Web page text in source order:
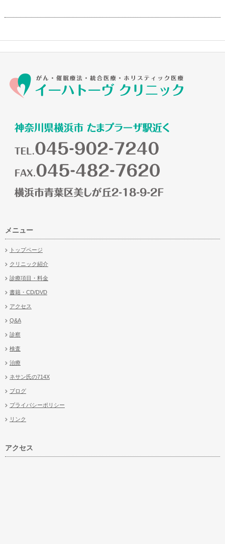
メニュー
トップページ
クリニック紹介
診療項目・料金
書籍・CD/DVD
アクセス
Q&A
診察
検査
治療
ネサン氏の714X
ブログ
プライバシーポリシー
リンク
アクセス